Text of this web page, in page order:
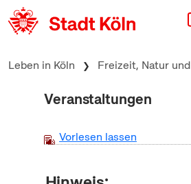
zum Inhalt springen
Leben in Köln Freizeit, Natur
Veranstaltungen
Vorlesen lassen